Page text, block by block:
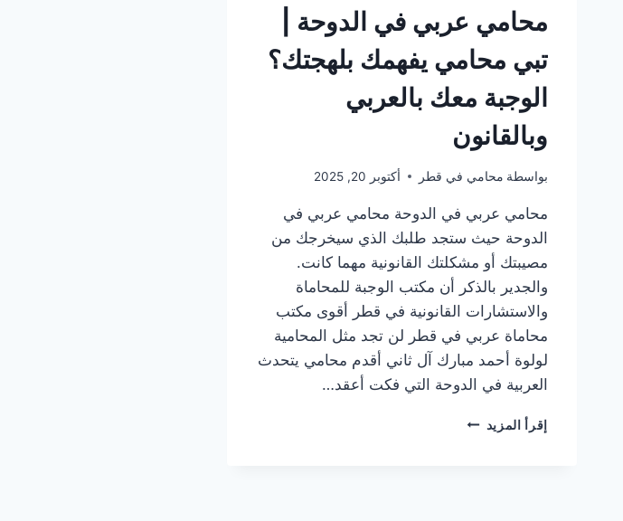
محامي عربي في الدوحة |
تبي محامي يفهمك بلهجتك؟
الوجبة معك بالعربي
وبالقانون
بواسطة محامي في قطر أكتوبر 20, 2025
محامي عربي في الدوحة محامي عربي في
الدوحة حيث ستجد طلبك الذي سيخرجك من
مصيبتك أو مشكلتك القانونية مهما كانت.
والجدير بالذكر أن مكتب الوجبة للمحاماة
والاستشارات القانونية في قطر أقوى مكتب
محاماة عربي في قطر لن تجد مثل المحامية
لولوة أحمد مبارك آل ثاني أقدم محامي يتحدث
العربية في الدوحة التي فكت أعقد…
إقرأ المزيد محامي